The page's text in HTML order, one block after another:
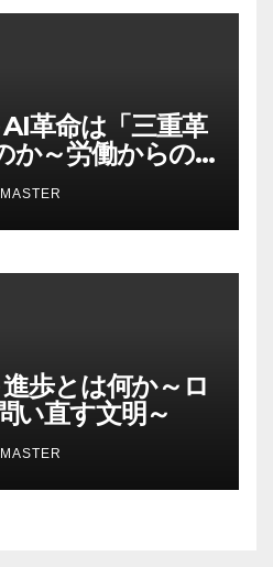
革命は「三重革
か～労働からの
歩を考える～
歩とは何か～ロ
い直す文明～